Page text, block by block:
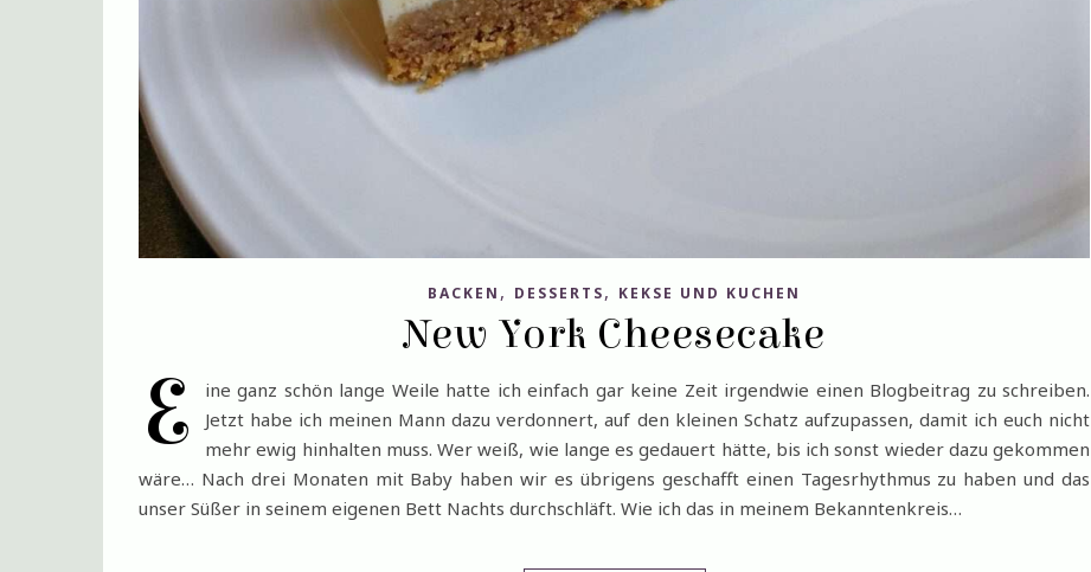
BACKEN , DESSERTS, KEKSE UND KUCHEN
New York Cheesecake
E
ine ganz schön lange Weile hatte ich einfach gar keine Zeit irgendwie einen Blogbeitrag zu schreiben.
Jetzt habe ich meinen Mann dazu verdonnert, auf den kleinen Schatz aufzupassen, damit ich euch nicht
mehr ewig hinhalten muss. Wer weiß, wie lange es gedauert hätte, bis ich sonst wieder dazu gekommen
wäre… Nach drei Monaten mit Baby haben wir es übrigens geschafft einen Tagesrhythmus zu haben und das
unser Süßer in seinem eigenen Bett Nachts durchschläft. Wie ich das in meinem Bekanntenkreis…